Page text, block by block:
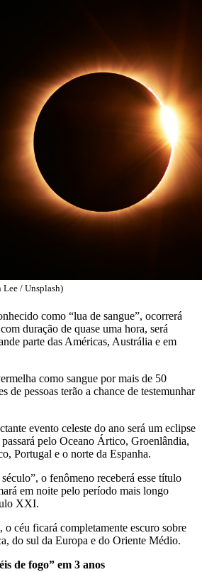
/ Unsplash)
como “lua de sangue”, ocorrerá
duração de quase uma hora, será
parte das Américas, Austrália e em
como sangue por mais de 50
de pessoas terão a chance de testemunhar
evento celeste do ano será um eclipse
pelo Oceano Ártico, Groenlândia,
Portugal e o norte da Espanha.
o fenômeno receberá esse título
em noite pelo período mais longo
XXI.
o céu ficará completamente escuro sobre
do sul da Europa e do Oriente Médio.
de fogo” em 3 anos